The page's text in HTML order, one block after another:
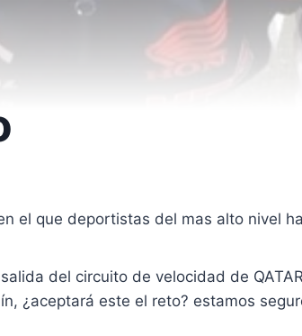
el que deportistas del mas alto nivel
del circuito de velocidad de
¿aceptará este el reto? estamos